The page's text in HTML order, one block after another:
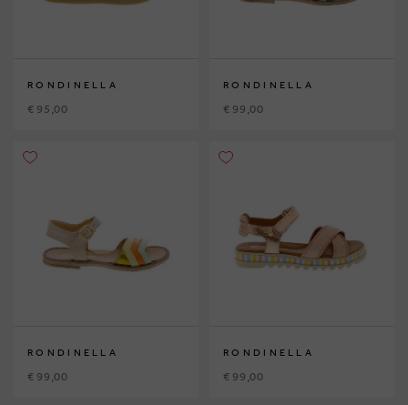
RONDINELLA
€ 95,00
RONDINELLA
€ 99,00
RONDINELLA
€ 99,00
RONDINELLA
€ 99,00